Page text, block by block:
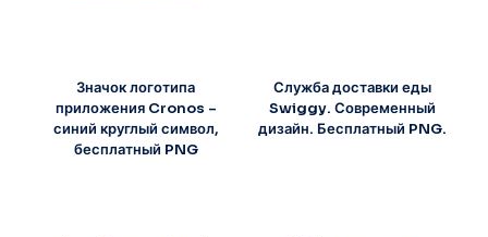
Значок логотипа
приложения Cronos –
синий круглый символ,
бесплатный PNG
Служба доставки еды
Swiggy. Современный
дизайн. Бесплатный PNG.